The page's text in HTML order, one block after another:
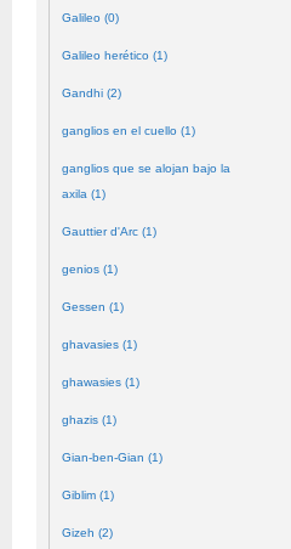
Galileo (0)
Galileo herético (1)
Gandhi (2)
ganglios en el cuello (1)
ganglios que se alojan bajo la
axila (1)
Gauttier d'Arc (1)
genios (1)
Gessen (1)
ghavasies (1)
ghawasies (1)
ghazis (1)
Gian-ben-Gian (1)
Giblim (1)
Gizeh (2)